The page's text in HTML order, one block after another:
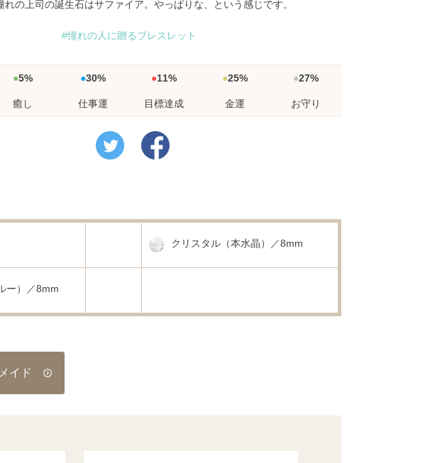
れの上司の誕生石はサファイア。やっぱりな、という感じです。
#憧れの人に贈るブレスレット
5% 30% 11% 25% 27%
癒し 仕事運 目標達成 金運 お守り
クリスタル（本水晶）／8mm
ー）／8mm
イド